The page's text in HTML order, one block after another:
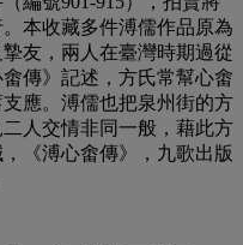
本收藏多件溥儒作品原為
友，兩人在臺灣時期過從
傳》記述，方氏常幫心畬
應。溥儒也把泉州街的方
人交情非同一般，藉此方
《溥心畬傳》，九歌出版